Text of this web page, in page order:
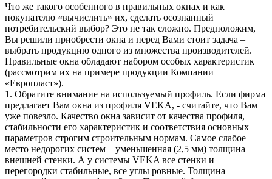
Что же такого особенного в правильных окнах и как
покупателю «вычислить» их, сделать осознанный
потребительский выбор? Это не так сложно. Предположим,
Вы решили приобрести окна и перед Вами стоит задача –
выбрать продукцию одного из множества производителей.
Правильные окна обладают набором особых характеристик
(рассмотрим их на примере продукции Компании
«Европласт»).
1. Обратите внимание на используемый профиль. Если фирма
предлагает Вам окна из профиля VEKA, - считайте, что Вам
уже повезло. Качество окна зависит от качества профиля,
стабильности его характеристик и соответствия основных
параметров строгим строительным нормам. Самое слабое
место недорогих систем – уменьшенная (2,5 мм) толщина
внешней стенки. А у системы VEKA все стенки и
перегородки стабильные, все углы ровные. Толщина